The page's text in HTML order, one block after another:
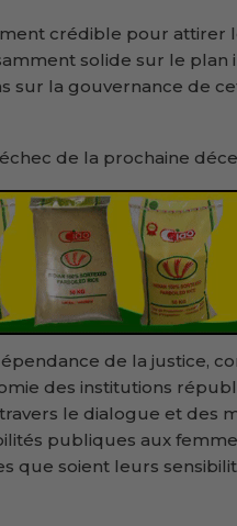
crédible pour attirer
solide sur le plan
sur la gouvernance de
de la prochaine
de la justice,
des institutions
le dialogue et des
publiques aux
que soient leurs